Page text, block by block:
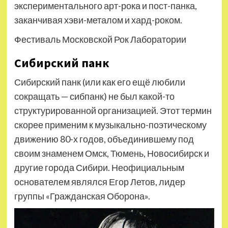
экспериментального арт-рока и пост-панка,
заканчивая хэви-металом и хард-роком.
Фестиваль Московской Рок Лаборатории
Сибирский панк
Сибирский панк (или как его ещё любили
сокращать — сибпанк) не был какой-то
структурированной организацией. Этот термин
скорее применим к музыкально-поэтическому
движению 80-х годов, объединившему под
своим знаменем Омск, Тюмень, Новосибирск и
другие города Сибири. Неофициальным
основателем являлся Егор Летов, лидер
группы «Гражданская Оборона».